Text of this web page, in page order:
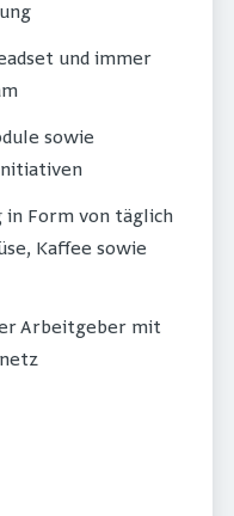
und immer
sowie
in Form von täglich
Kaffee sowie
Arbeitgeber mit